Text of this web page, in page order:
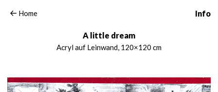
Home Info
A little dream
Acryl auf Leinwand, 120×120 cm